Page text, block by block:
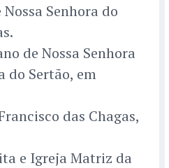
Senhora do
de Nossa Senhora
do Sertão, em
das Chagas,
e Igreja Matriz da